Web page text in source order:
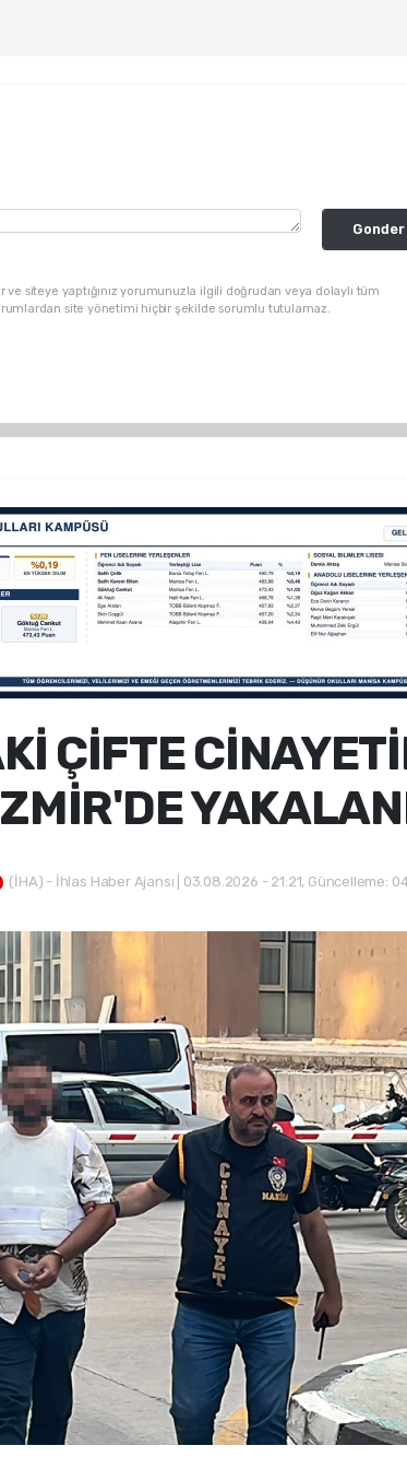
Gonder
ve siteye yaptığınız yorumunuzla ilgili doğrudan veya dolaylı tüm
site yönetimi hiçbir şekilde sorumlu tutulamaz.
ÇİFTE
(İHA) - İhlas Haber Ajansı | 03.08.2026 - 21:21, Güncelleme: